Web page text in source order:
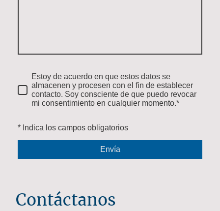
Estoy de acuerdo en que estos datos se
almacenen y procesen con el fin de establecer
contacto. Soy consciente de que puedo revocar
mi consentimiento en cualquier momento.*
* Indica los campos obligatorios
Envía
Contáctanos